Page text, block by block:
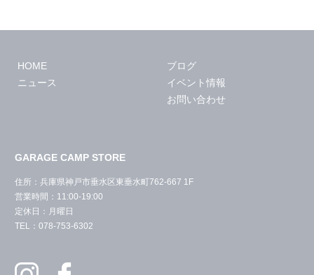
HOME
ニュース
ブログ
イベント情報
お問い合わせ
GARAGE CAMP STORE
住所：兵庫県神戸市垂水区東垂水町762-667 1F
営業時間：11:00-19:00
定休日：月曜日
TEL：078-753-6302